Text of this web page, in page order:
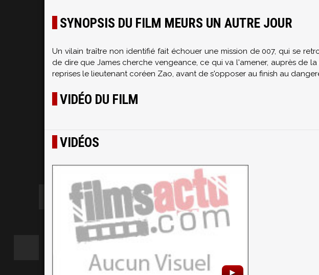
SYNOPSIS DU FILM MEURS UN AUTRE JOUR
Un vilain traître non identifié fait échouer une mission de 007, qui se
de dire que James cherche vengeance, ce qui va l'amener, auprès de
reprises le lieutenant coréen Zao, avant de s'opposer au finish au
VIDÉO DU FILM
VIDÉOS
►